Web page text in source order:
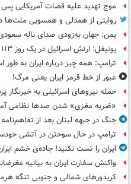
موج تهدید علیه قضات آمریکایی
روایتی از همدلی و همسویی ملت‌ها
یمن: جهان به‌زودی صدای ناله
یونیفل: ارتش اسرائیل در یک روز ۱۱۳ توپ به جنوب لبنان شلیک کرده است
ترامپ: همه چیز درباره ایران به
عبور از خط قرمز ایران یعنی مرگ!
حمله نیروهای اسرائیلی به
«ضربه مغزی» شدن صدها نظامی
جنگ در جبهه لبنان بعد از
ترامپ در حال سوختن در آتشی
ایران را تست نکنید! جاده‌ی خشم
واکنش سفارت ایران به بیانیه
کریدورهای شمالی و جنوبی تنگه